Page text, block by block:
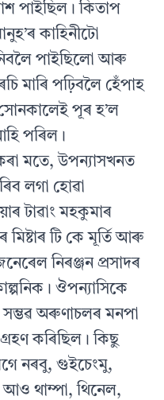
পাইছিল। কিতাপ
কাহিনীটো
পাইছিলো আৰু
মাৰি পঢ়িবলৈ হেঁপাহ
পূৰ হ’ল
পৰিল।
মতে, উপন্যাসখনত
লগা হোৱা
টাৱাং মহকুমাৰ
টি কে মূৰ্তি আৰু
নিৰঞ্জন প্ৰসাদৰ
ঔপন্যাসিকে
অৰুণাচলৰ মনপা
গ্ৰহণ কৰিছিল। কিছু
নৰবু, গুইচেংমু,
আও থাম্পা, থিনেল,